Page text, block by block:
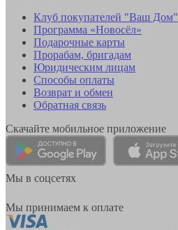
Клуб покупателей "Ваш Дом"
Программа «Новосёл»
Подарочные карты
Прорабам, бригадам
Юридическим лицам
Способы оплаты
Возврат и обмен
Обратная связь
Скачайте мобильное приложение
Мы в соцсетях
Мы принимаем к оплате